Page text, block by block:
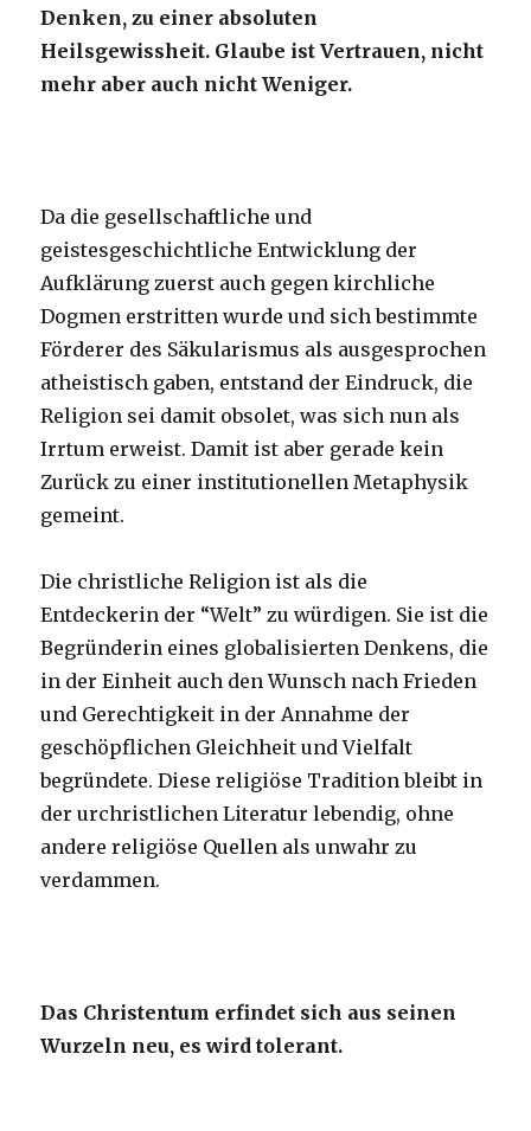
Denken, zu einer absoluten
Heilsgewissheit. Glaube ist Vertrauen, nicht
mehr aber auch nicht Weniger.
Da die gesellschaftliche und
geistesgeschichtliche Entwicklung der
Aufklärung zuerst auch gegen kirchliche
Dogmen erstritten wurde und sich bestimmte
Förderer des Säkularismus als ausgesprochen
atheistisch gaben, entstand der Eindruck, die
Religion sei damit obsolet, was sich nun als
Irrtum erweist. Damit ist aber gerade kein
Zurück zu einer institutionellen Metaphysik
gemeint.
Die christliche Religion ist als die
Entdeckerin der “Welt” zu würdigen. Sie ist die
Begründerin eines globalisierten Denkens, die
in der Einheit auch den Wunsch nach Frieden
und Gerechtigkeit in der Annahme der
geschöpflichen Gleichheit und Vielfalt
begründete. Diese religiöse Tradition bleibt in
der urchristlichen Literatur lebendig, ohne
andere religiöse Quellen als unwahr zu
verdammen.
Das Christentum erfindet sich aus seinen
Wurzeln neu, es wird tolerant.